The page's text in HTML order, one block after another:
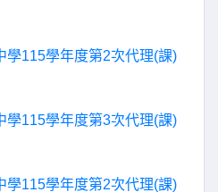
學115學年度第2次代理(課)
學115學年度第3次代理(課)
學115學年度第2次代理(課)